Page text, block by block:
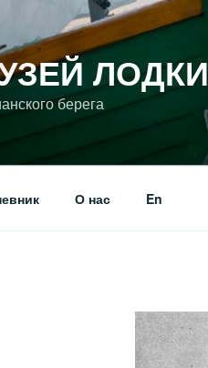
ЛОДКИ
берега
О нас En